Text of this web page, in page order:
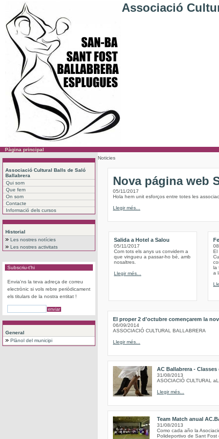
Associació
Pàgina principal
Associació Cultural Balls de Saló
Ballabrera
Qui som
Que fem
On som
Contacte
Informació dels cursos
Historial
Les nostres notícies
Les nostres activitats
Subscriu-t'hi
Envia'ns la teva adreça de correu
electrònic si vols rebre periòdicament
els titulars de la nostra entitat !
General
Plànol del municipi
Noticies
Nova página web
05/11/2017
Hola hem unit esforços entre totes les
Llegir més...
Salida a Hotel a Salou
05/11/2017
Com tots els anys us convidem a
que vingueu a passar-ho bé, amb
nosaltres.
Llegir més...
El
la
a
El proper 2 d'octubre començarem la
06/09/2014
ASSOCIACIÓ CULTURAL BALLABRERA
Llegir més...
AC Ballabrera -
31/08/2013
ASOCIACIÓ CULTURAL
Llegir més...
Team Match anual
31/08/2013
Como cada año la
Polideportivo de Sant Fost